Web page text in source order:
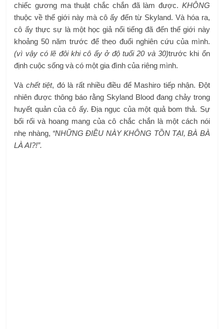
chiếc gương ma thuật chắc chắn đã làm được. KHÔNG
thuộc về thế giới này mà cô ấy đến từ Skyland. Và hóa ra,
cô ấy thực sự là một học giả nổi tiếng đã đến thế giới này
khoảng 50 năm trước để theo đuổi nghiên cứu của mình.
(vì vậy có lẽ đôi khi cô ấy ở độ tuổi 20 và 30)trước khi ổn
định cuộc sống và có một gia đình của riêng mình.
Và chết tiệt, đó là rất nhiều điều để Mashiro tiếp nhận. Đột
nhiên được thông báo rằng Skyland Blood đang chảy trong
huyết quản của cô ấy. Địa ngục của một quả bom thả. Sự
bối rối và hoang mang của cô chắc chắn là một cách nói
nhẹ nhàng, “NHỮNG ĐIỀU NÀY KHÔNG TỒN TẠI, BÀ BÀ
LÀ AI?!”.